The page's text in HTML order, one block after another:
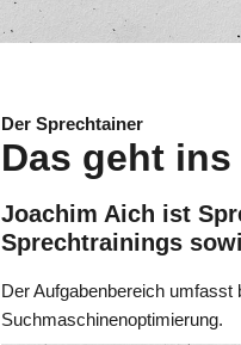
Der Sprechtainer
Das geht ins
Joachim Aich ist
Sprechtrainings
Der Aufgabenbereich
Suchmaschinenoptimierung.